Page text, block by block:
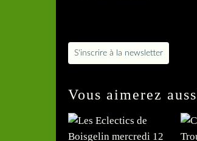
S'inscrire à la newsletter
Vous aimerez